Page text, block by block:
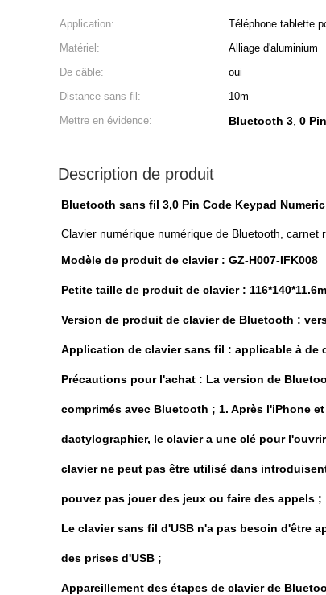
Application: Téléphone tablette
Matériel:
Alliage d'aluminium
De câble:
oui
Distance sans fil:
10m
Mettre en évidence:
Bluetooth 3, 0
Description de produit
Bluetooth sans fil 3,0 Pin Code Keypad
Clavier numérique numérique de Bluetooth,
Modèle de produit de clavier : GZ-H007-IFK008
Petite taille de produit de clavier :
Version de produit de clavier de Bluetooth :
Application de clavier sans fil : applicable à de
Précautions pour l'achat : La version de
comprimés avec Bluetooth ; 1. Après l'iPhone
dactylographier, le clavier a une clé pour
clavier ne peut pas être utilisé dans
pouvez pas jouer des jeux ou faire des appels ;
Le clavier sans fil d'USB n'a pas besoin d'être
des prises d'USB ;
Appareillement des étapes de clavier de